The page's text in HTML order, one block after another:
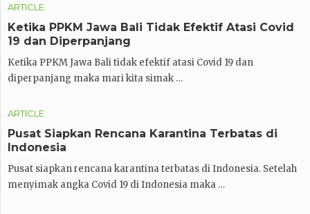
ARTICLE
Ketika PPKM Jawa Bali Tidak Efektif Atasi Covid
19 dan Diperpanjang
Ketika PPKM Jawa Bali tidak efektif atasi Covid 19 dan
diperpanjang maka mari kita simak …
ARTICLE
Pusat Siapkan Rencana Karantina Terbatas di
Indonesia
Pusat siapkan rencana karantina terbatas di Indonesia. Setelah
menyimak angka Covid 19 di Indonesia maka …